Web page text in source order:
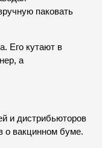
паковать
Его кутают в
а
и дистрибьюторов
о вакцинном буме.